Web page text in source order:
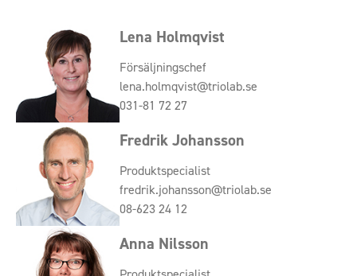
Lena Holmqvist
Försäljningschef
lena.holmqvist@triolab.se
031-81 72 27
Fredrik Johansson
Produktspecialist
fredrik.johansson@triolab.se
08-623 24 12
Anna Nilsson